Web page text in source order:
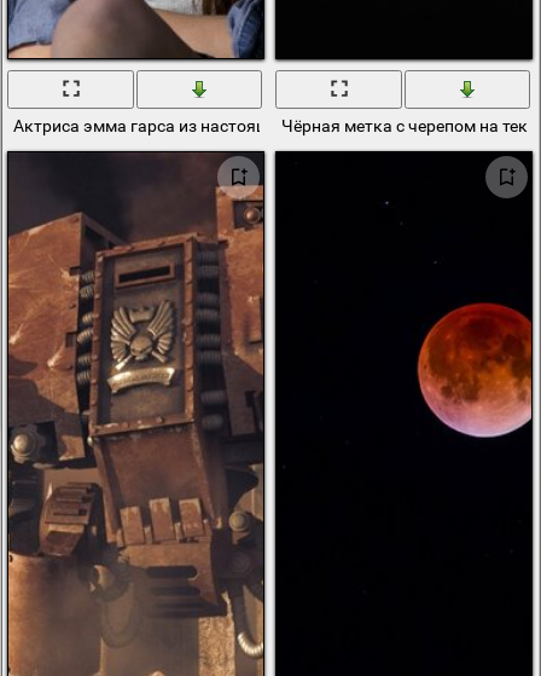
Актриса эмма гарса из настоящей кровиЧёрная метка с черепом на